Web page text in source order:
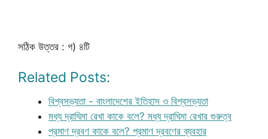
সঠিক উত্তর : গ) ৪টি
Related Posts:
বিশ্বসভ্যতা - বাংলাদেশের ইতিহাস ও বিশ্বসভ্যতা
মধ্য দ্রাঘিমা রেখা কাকে বলে? মধ্য দ্রাঘিমা রেখার গুরুত্ব
প্রমাণ দ্রবণ কাকে বলে? প্রমাণ দ্রবণের ব্যবহার